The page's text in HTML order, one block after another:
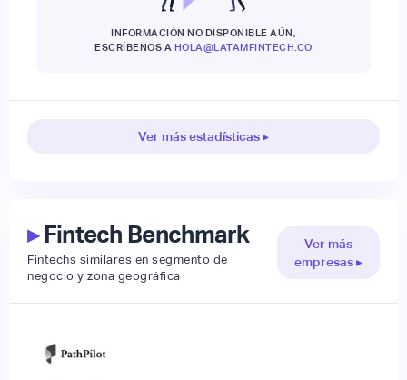
INFORMACIÓN NO DISPONIBLE AÚN,
ESCRÍBENOS A HOLA@LATAMFINTECH.CO
Ver más estadísticas ▸
▸Fintech Benchmark
Fintechs similares en segmento de
negocio y zona geográfica
Ver más
empresas ▸